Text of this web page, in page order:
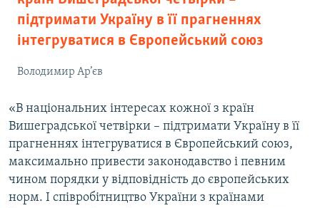
підтримати Україну в її прагненнях
інтегруватися в Європейський союз
Володимир Ар’єв
«В національних інтересах кожної з країн
Вишеградської четвірки – підтримати Україну в її
прагненнях інтегруватися в Європейський союз,
максимально привести законодавство і певним
чином порядки у відповідність до європейських
норм. І співробітництво України з країнами